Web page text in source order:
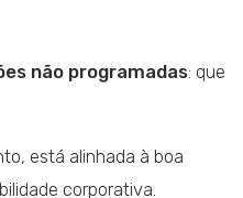
não programadas: que
está alinhada à boa
corporativa.